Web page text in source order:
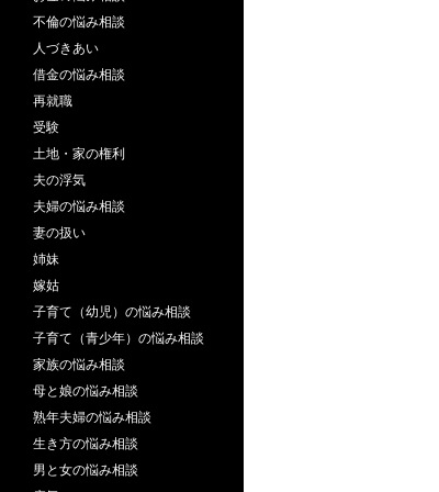
不倫の悩み相談
人づきあい
借金の悩み相談
再就職
受験
土地・家の権利
夫の浮気
夫婦の悩み相談
妻の扱い
姉妹
嫁姑
子育て（幼児）の悩み相談
子育て（青少年）の悩み相談
家族の悩み相談
母と娘の悩み相談
熟年夫婦の悩み相談
生き方の悩み相談
男と女の悩み相談